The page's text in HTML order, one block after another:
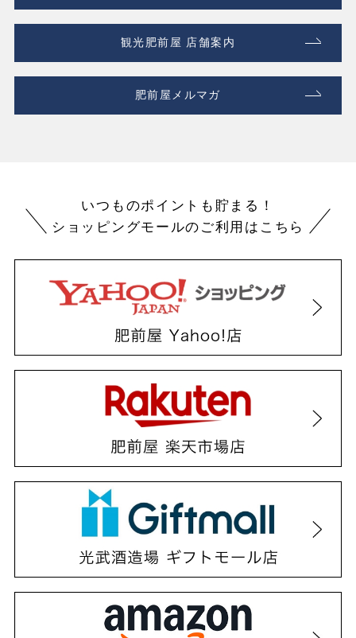
観光肥前屋 店舗案内
肥前屋メルマガ
いつものポイントも貯まる！
ショッピングモールのご利用はこちら